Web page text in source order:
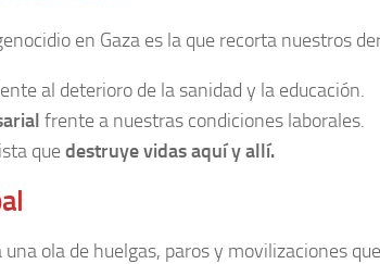
en Gaza es la que recorta nuestros
al deterioro de la sanidad y la educación.
frente a nuestras condiciones laborales.
quedestruye vidas aquí y allí.
una ola de huelgas, paros y movilizaciones